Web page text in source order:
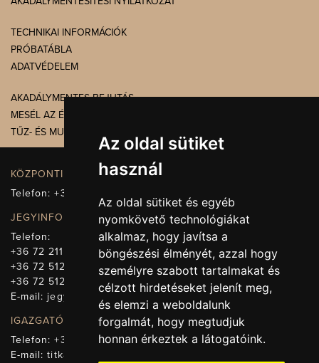
Az oldal sütiket
használ
Az oldal sütiket és egyéb
nyomkövető technológiákat
alkalmaz, hogy javítsa a
böngészési élményét, azzal hogy
személyre szabott tartalmakat és
célzott hirdetéseket jelenít meg,
és elemzi a weboldalunk
forgalmát, hogy megtudjuk
honnan érkeztek a látogatóink.
TECHNIKAI INFORMÁCIÓK
PRÓBATÁBLA
ADATVÉDELEM
AKADÁLYMENTES BEJUTÁS
MESÉL AZ ÉPÜLET
TŰZ- ÉS MUNKAVÉDELEM
KÖZPONTI ELÉRHETŐSÉG, TELEFONKÖZPONT
Telefon:+36 72 512-660
JEGYINFORMÁCIÓ
Telefon:
+36 72 211-965
+36 72 512-669
+36 72 512-675
E-mail: jegy@pnsz.hu
IGAZGATÓSÁG, TITKÁRSÁG
Telefon:+36 72 512-671
E-mail:titkarsag@pnsz.hu